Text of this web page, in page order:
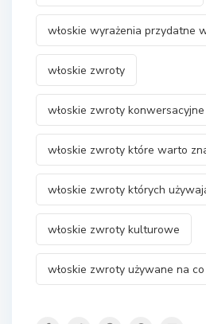
włoskie wyrażenia przydatne
włoskie zwroty
włoskie zwroty konwersacyjne
włoskie zwroty które warto
włoskie zwroty których
włoskie zwroty kulturowe
włoskie zwroty używane na